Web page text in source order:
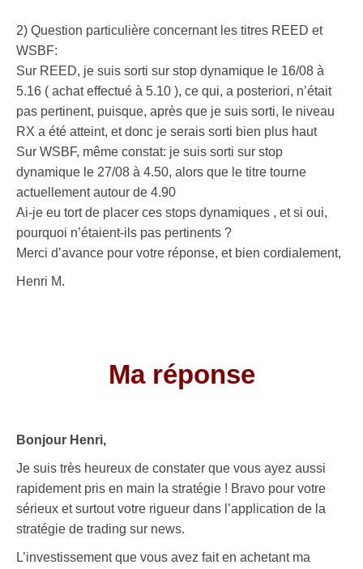
2) Question particulière concernant les titres REED et
WSBF:
Sur REED, je suis sorti sur stop dynamique le 16/08 à
5.16 ( achat effectué à 5.10 ), ce qui, a posteriori, n’était
pas pertinent, puisque, après que je suis sorti, le niveau
RX a été atteint, et donc je serais sorti bien plus haut
Sur WSBF, même constat: je suis sorti sur stop
dynamique le 27/08 à 4.50, alors que le titre tourne
actuellement autour de 4.90
Ai-je eu tort de placer ces stops dynamiques , et si oui,
pourquoi n’étaient-ils pas pertinents ?
Merci d’avance pour votre réponse, et bien cordialement,
Henri M.
Ma réponse
Bonjour Henri,
Je suis très heureux de constater que vous ayez aussi
rapidement pris en main la stratégie ! Bravo pour votre
sérieux et surtout votre rigueur dans l’application de la
stratégie de trading sur news.
L’investissement que vous avez fait en achetant ma